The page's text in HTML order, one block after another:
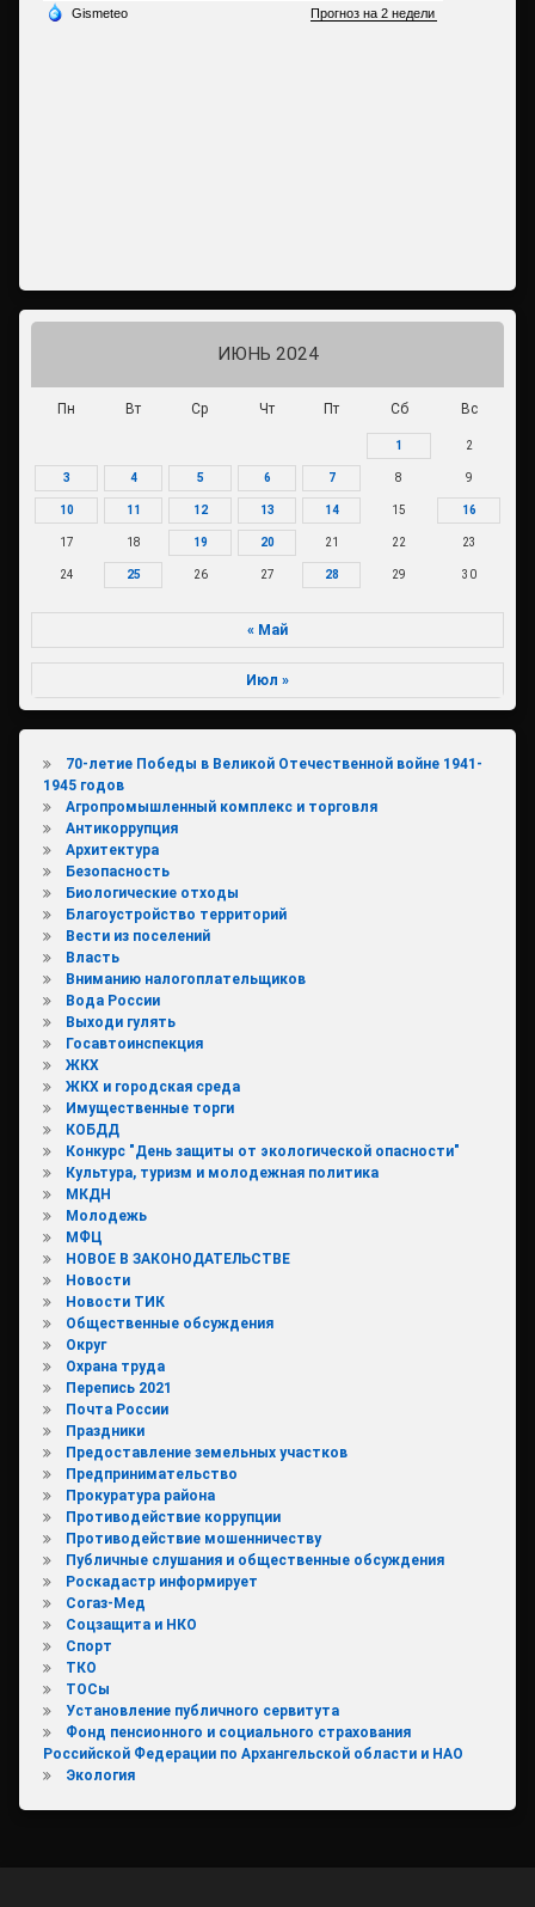
ИЮНЬ 2024
Пн Вт Ср Чт Пт Сб Вс
1 2
3 4 5 6 7 8 9
10 11 12 13 14 15 16
17 18 19 20 21 22 23
24 25 26 27 28 29 30
« Май
Июл »
70-летие Победы в Великой Отечественной войне 1941-
1945 годов
Агропромышленный комплекс и торговля
Антикоррупция
Архитектура
Безопасность
Биологические отходы
Благоустройство территорий
Вести из поселений
Власть
Вниманию налогоплательщиков
Вода России
Выходи гулять
Госавтоинспекция
ЖКХ
ЖКХ и городская среда
Имущественные торги
КОБДД
Конкурс "День защиты от экологической опасности"
Культура, туризм и молодежная политика
МКДН
Молодежь
МФЦ
НОВОЕ В ЗАКОНОДАТЕЛЬСТВЕ
Новости
Новости ТИК
Общественные обсуждения
Округ
Охрана труда
Перепись 2021
Почта России
Праздники
Предоставление земельных участков
Предпринимательство
Прокуратура района
Противодействие коррупции
Противодействие мошенничеству
Публичные слушания и общественные обсуждения
Роскадастр информирует
Согаз-Мед
Соцзащита и НКО
Спорт
ТКО
ТОСы
Установление публичного сервитута
Фонд пенсионного и социального страхования
Российской Федерации по Архангельской области и НАО
Экология